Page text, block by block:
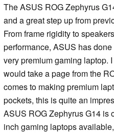
The ASUS ROG Zephyrus
and a great step up from
From frame rigidity to
performance, ASUS has
very premium gaming laptop.
would take a page from the
comes to making premium
pockets, this is quite an
ASUS ROG Zephyrus G14 is
inch gaming laptops